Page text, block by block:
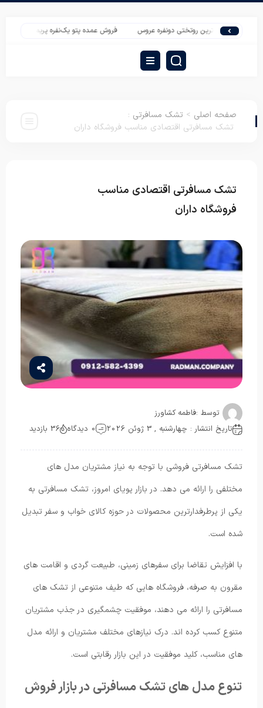
روتختی دونفره عروس فروش عمده پتو یک‌نفره پریما با قیمت تولیدی و
صفحه اصلی > تشک مسافرتی :
تشک مسافرتی اقتصادی مناسب فروشگاه داران
تشک مسافرتی اقتصادی مناسب
فروشگاه داران
توسط :فاطمه کشاورز
تاریخ انتشار : چهارشنبه , 3 ژوئن 2026
0 دیدگاه 36 بازدید
تشک مسافرتی فروشی با توجه به نیاز مشتریان مدل های
مختلفی را ارائه می دهد. در بازار پویای امروز، تشک مسافرتی به
یکی از پرطرفدارترین محصولات در حوزه کالای خواب و سفر تبدیل
شده است.
با افزایش تقاضا برای سفرهای زمینی، طبیعت گردی و اقامت های
مقرون به صرفه، فروشگاه هایی که طیف متنوعی از تشک های
مسافرتی را ارائه می دهند، موفقیت چشمگیری در جذب مشتریان
متنوع کسب کرده اند. درک نیازهای مختلف مشتریان و ارائه مدل
های مناسب، کلید موفقیت در این بازار رقابتی است.
تنوع مدل های تشک مسافرتی در بازار فروش